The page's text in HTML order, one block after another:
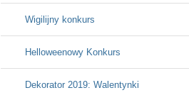
Wigilijny konkurs
Helloweenowy Konkurs
Dekorator 2019: Walentynki